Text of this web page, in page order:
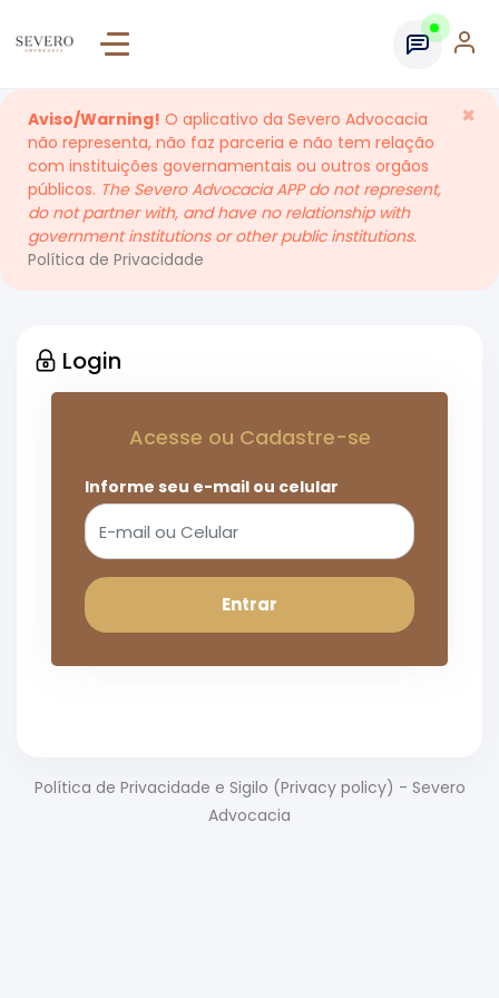
Aviso/Warning! O aplicativo da Severo Advocacia
não representa, não faz parceria e não tem relação
com instituições governamentais ou outros orgãos
públicos. The Severo Advocacia APP do not represent,
do not partner with, and have no relationship with
government institutions or other public institutions.
Política de Privacidade
×
Login
Acesse ou Cadastre-se
Informe seu e-mail ou celular
Entrar
Política de Privacidade e Sigilo (Privacy policy) - Severo
Advocacia